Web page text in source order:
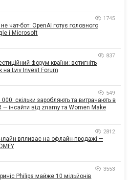
1745
чат-бот: OpenAI готує головного
і Microsoft
837
форум країни: встигніть
на Lviv Invest Forum
549
скільки заробляють та витрачають в
— інсайти від znamy та Women Make
2812
впливає на офлайн-продажі —
3553
Philips майже 10 мільйонів